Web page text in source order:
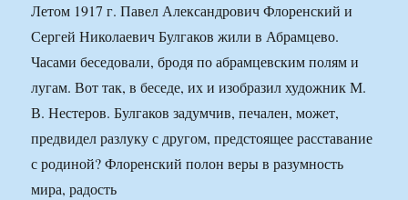
Летом 1917 г. Павел Александрович Флоренский и
Сергей Николаевич Булгаков жили в Абрамцево.
Часами беседовали, бродя по абрамцевским полям и
лугам. Вот так, в беседе, их и изобразил художник М.
В. Нестеров. Булгаков задумчив, печален, может,
предвидел разлуку с другом, предстоящее расставание
с родиной? Флоренский полон веры в разумность
мира, радость